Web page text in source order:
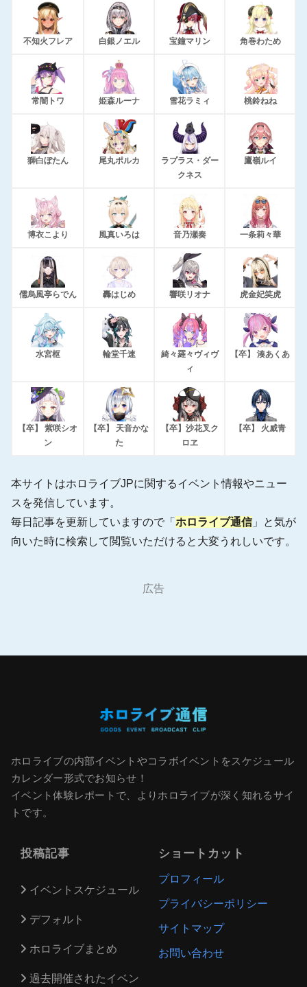
不知火フレア 白銀ノエル 宝鐘マリン 角巻わため
常闇トワ 姫森ルーナ 雪花ラミィ 桃鈴ねね
獅白ぼたん 尾丸ポルカ
ラプラス・ダー
クネス
鷹嶺ルイ
博衣こより 風真いろは 音乃瀬奏 一条莉々華
儒烏風亭らでん 轟はじめ 響咲リオナ 虎金妃笑虎
水宮枢 輪堂千速
綺々羅々ヴィヴ
ィ
【卒】 湊あくあ
【卒】 紫咲シオ
ン
【卒】 天音かな
た
【卒】沙花叉ク
ロヱ
【卒】 火威青
本サイトはホロライブJPに関するイベント情報やニュー
スを発信しています。
毎日記事を更新していますので「 ホロライブ通信 」と気が
向いた時に検索して閲覧いただけると大変うれしいです。
広告
ホロライブの内部イベントやコラボイベントをスケジュール
カレンダー形式でお知らせ！
イベント体験レポートで、よりホロライブが深く知れるサイ
トです。
投稿記事
イベントスケジュール
デフォルト
ホロライブまとめ
過去開催されたイベン
ショートカット
プロフィール
プライバシーポリシー
サイトマップ
お問い合わせ